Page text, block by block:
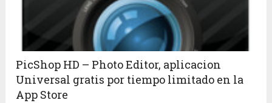
PicShop HD – Photo Editor, aplicacion
Universal gratis por tiempo limitado en la
App Store